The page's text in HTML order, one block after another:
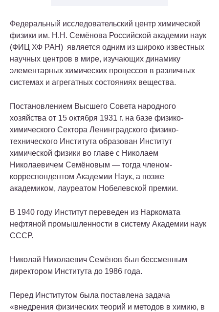
Федеральный исследовательский центр химической
физики им. Н.Н. Семёнова Российской академии наук
(ФИЦ ХФ РАН) является одним из широко известных
научных центров в мире, изучающих динамику
элементарных химических процессов в различных
системах и агрегатных состояниях вещества.
Постановлением Высшего Совета народного
хозяйства от 15 октября 1931 г. на базе физико-
химического Сектора Ленинградского физико-
технического Института образован Институт
химической физики во главе с Николаем
Николаевичем Семёновым — тогда членом-
корреспондентом Академии Наук, а позже
академиком, лауреатом Нобелевской премии.
В 1940 году Институт переведен из Наркомата
нефтяной промышленности в систему Академии наук
СССР.
Николай Николаевич Семёнов был бессменным
директором Института до 1986 года.
Перед Институтом была поставлена задача
«внедрения физических теорий и методов в химию, в